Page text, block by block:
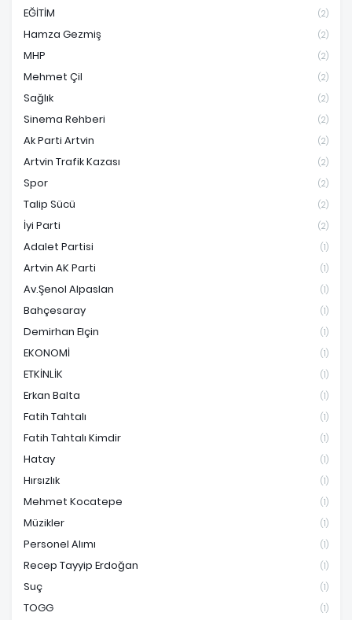
EĞİTİM (2)
Hamza Gezmiş (2)
MHP (2)
Mehmet Çil (2)
Sağlık (2)
Sinema Rehberi (2)
Ak Parti Artvin (2)
Artvin Trafik Kazası (2)
Spor (2)
Talip Sücü (2)
İyi Parti (2)
Adalet Partisi (1)
Artvin AK Parti (1)
Av.Şenol Alpaslan (1)
Bahçesaray (1)
Demirhan Elçin (1)
EKONOMİ (1)
ETKİNLİK (1)
Erkan Balta (1)
Fatih Tahtalı (1)
Fatih Tahtalı Kimdir (1)
Hatay (1)
Hırsızlık (1)
Mehmet Kocatepe (1)
Müzikler (1)
Personel Alımı (1)
Recep Tayyip Erdoğan (1)
Suç (1)
TOGG (1)